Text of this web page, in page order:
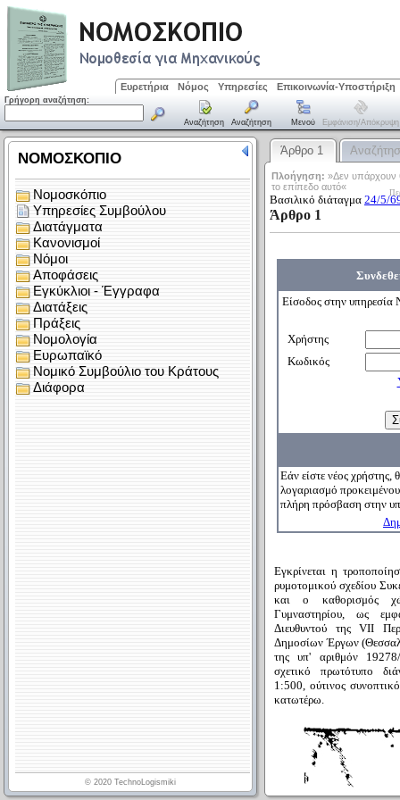
Ευρετήρια Νόμος Υπηρεσίες Επικοινωνία-Υποστήριξη
Γρήγορη αναζήτηση:
Αναζήτηση Αναζήτηση Μενού Εμφάνιση/απόκρυψη
Άρθρο 1